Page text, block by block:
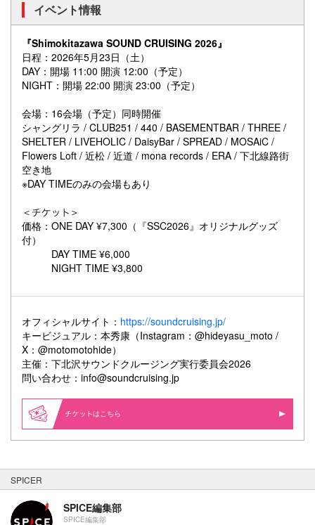
イベント情報
『Shimokitazawa SOUND CRUISING 2026』
日程：2026年5月23日（土）
DAY：開場 11:00 開演 12:00（予定）
NIGHT：開場 22:00 開演 23:00（予定）
会場：16会場（予定）同時開催
シャングリラ / CLUB251 / 440 / BASEMENTBAR / THREE /
SHELTER / LIVEHOLIC / DaisyBar / SPREAD / MOSAiC /
Flowers Loft / 近松 / 近道 / mona records / ERA / 下北線路街
空き地
※DAY TIMEのみの会場もあり
＜
＞
価格：ONE DAY ¥7,300（『SSC2026』オリジナルグッズ
付）
DAY TIME ¥6,000
NIGHT TIME ¥3,800
オフィシャルサイト： https://soundcruising.jp/
キービジュアル：本秀康（Instagram：@hideyasu_moto /
X：@motomotohide）
主催：下北沢サウンドクルージング実行委員会2026
問い合わせ：info@soundcruising.jp
はこちら
SPICER
SPICE編集部
SPICE編集部